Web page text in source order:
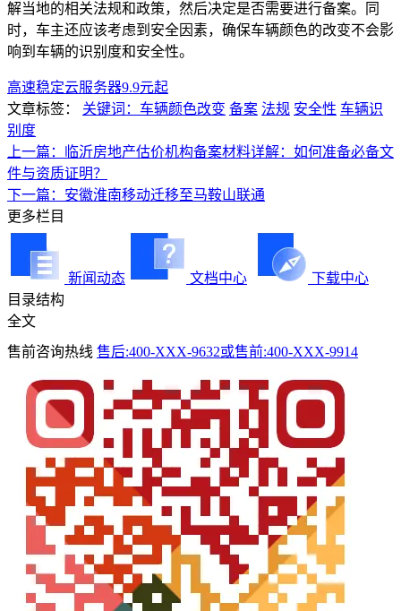
解当地的相关法规和政策，然后决定是否需要进行备案。同
时，车主还应该考虑到安全因素，确保车辆颜色的改变不会影
响到车辆的识别度和安全性。
高速稳定云服务器9.9元起
文章标签：
关键词：车辆颜色改变 备案 法规 安全性 车辆识
别度
上一篇：临沂房地产估价机构备案材料详解：如何准备必备文
件与资质证明？
下一篇：安徽淮南移动迁移至马鞍山联通
更多栏目
新闻动态 文档中心
下载中心
目录结构
全文
售前咨询热线 售后:400-XXX-9632或售前:400-XXX-9914